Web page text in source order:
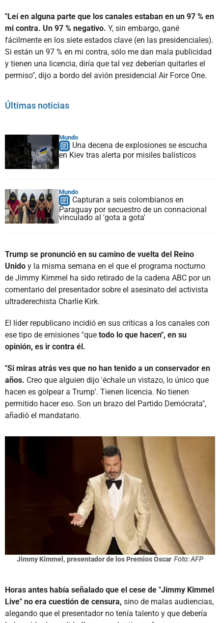
"Leí en alguna parte que los canales estaban en un 97 % en
mi contra. Un 97 % negativo. Y, sin embargo, gané
fácilmente en los siete estados clave (en las presidenciales).
Si están un 97 % en mi contra, sólo me dan mala publicidad
y tienen una licencia, diría que tal vez deberían quitarles el
permiso", dijo a bordo del avión presidencial Air Force One.
Últimas noticias
Mundo
Una decena de explosiones se escucha
en Kiev tras alerta por misiles balísticos
Mundo
Capturan a seis colombianos en
Paraguay por secuestro de un connacional
vinculado al 'gota a gota'
Trump se pronunció en su camino de vuelta del Reino
Unido y la misma semana en el que el programa nocturno
de Jimmy Kimmel ha sido retirado de la cadena ABC por un
comentario del presentador sobre el asesinato del activista
ultraderechista Charlie Kirk.
El líder republicano incidió en sus críticas a los canales con
ese tipo de emisiones "que todo lo que hacen", en su
opinión, es ir contra él.
"Si miras atrás ves que no han tenido a un conservador en
años. Creo que alguien dijo 'échale un vistazo, lo único que
hacen es golpear a Trump'. Tienen licencia. No tienen
permitido hacer eso. Son un brazo del Partido Demócrata",
añadió el mandatario.
Jimmy Kimmel, presentador de los Premios Óscar Foto: AFP
Horas antes había señalado que el cese de "Jimmy Kimmel
Live" no era cuestión de censura, sino de malas audiencias,
alegando que el presentador no tenía talento y que debería